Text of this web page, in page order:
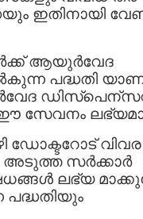
ഇതിനായി
ആയുർവേദ
പദ്ധതി
സേവനം
ഡോക്ടറോട് വിവര
അടുത്ത സർക്കാർ
ലഭ്യ
പദ്ധതിയും